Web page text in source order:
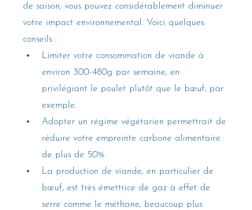
de saison, vous pouvez considérablement diminuer
votre impact environnemental. Voici quelques
conseils :
Limiter votre consommation de viande à
environ 300-480g par semaine, en
privilégiant le poulet plutôt que le bœuf, par
exemple.
Adopter un régime végétarien permettrait de
réduire votre empreinte carbone alimentaire
de plus de 50%.
La production de viande, en particulier de
bœuf, est très émettrice de gaz à effet de
serre comme le méthane, beaucoup plus